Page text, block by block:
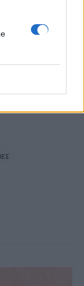
Παρλαμά